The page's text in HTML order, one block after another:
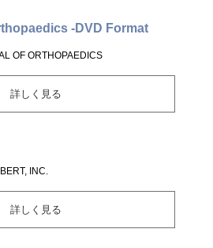
-DVD Format
OF ORTHOPAEDICS
詳しく見る
INC.
詳しく見る